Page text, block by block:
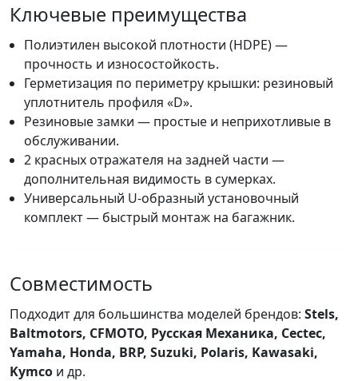
Ключевые преимущества
Полиэтилен высокой плотности (HDPE) —
прочность и износостойкость.
Герметизация по периметру крышки: резиновый
уплотнитель профиля «D».
Резиновые замки — простые и неприхотливые в
обслуживании.
2 красных отражателя на задней части —
дополнительная видимость в сумерках.
Универсальный U-образный установочный
комплект — быстрый монтаж на багажник.
Совместимость
Подходит для большинства моделей брендов: Stels,
Baltmotors, CFMOTO, Русская Механика, Cectec,
Yamaha, Honda, BRP, Suzuki, Polaris, Kawasaki,
Kymco и др.